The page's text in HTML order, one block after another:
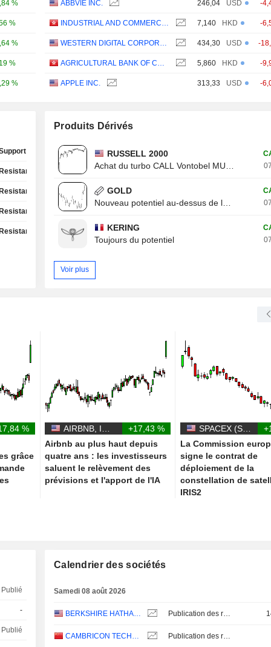
%
%
%
%
%
ABBVIE INC. 246,04 USD -
7,140 HKD -
434,30 USD -
5,860 HKD -
APPLE INC. 313,33 USD -
Test
Test
Test
Test
Test
Produits Dérivés
RUSSELL 2000
Achat du turbo CALL Vontobel MU13V
GOLD
Nouveau potentiel au-dessus de la résistance
KERING
Toujours du potentiel
Voir plus
%
grâce
+17,43 %
Airbnb au plus haut depuis
quatre ans : les investisseurs
saluent le relèvement des
prévisions et l'apport de l'IA
SPACEX (SPACE EXPLORATION TECHNOLOGIES)
La Commission
signe le contrat de
déploiement de la
constellation de
IRIS2
Publié
-
Publié
Calendrier des sociétés
Samedi 08 août 2026
BERKSHIRE HATHAWAY INC. Publication des résultats - Q2 2026
CAMBRICON TECHNOLOGIES CORPORATION LIMITED Publication des résultats - Q2 2026